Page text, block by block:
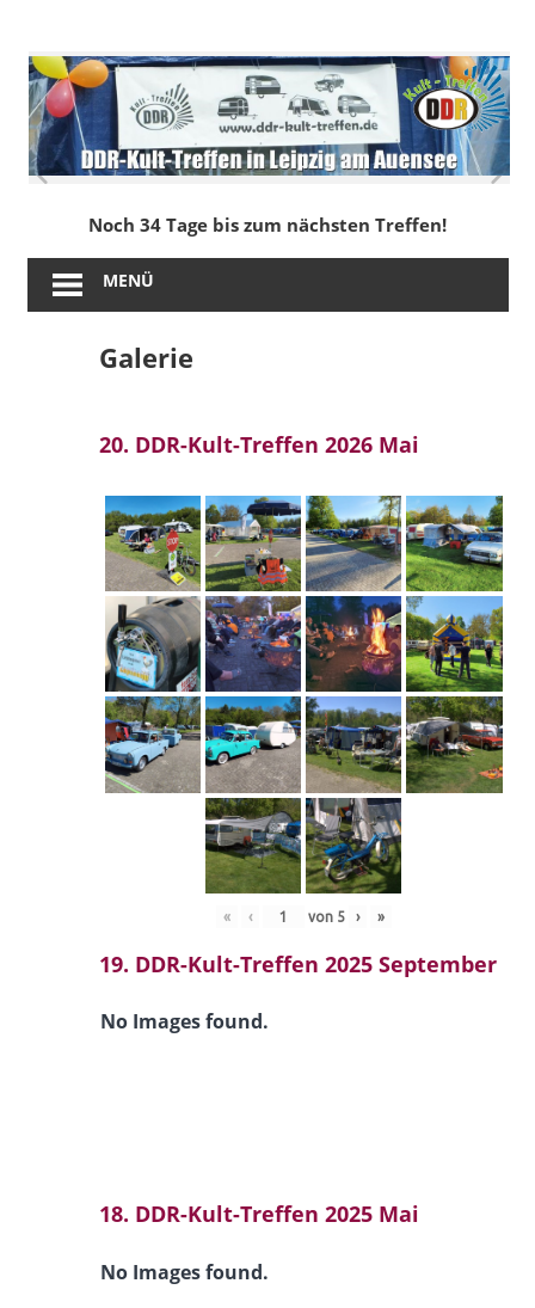
springen
DDR-
Kult-
Treffen
in
Leipzig
am
Noch 34 Tage bis zum nächsten Treffen!
MENÜ
Galerie
20. DDR-Kult-Treffen 2026 Mai
« ‹ von 5 › »
19. DDR-Kult-Treffen 2025 September
No Images found.
18. DDR-Kult-Treffen 2025 Mai
No Images found.